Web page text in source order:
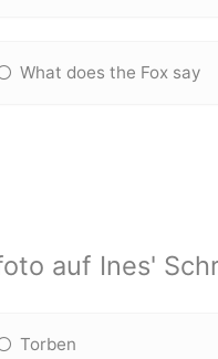
What does the Fox say
auf Ines'
Torben